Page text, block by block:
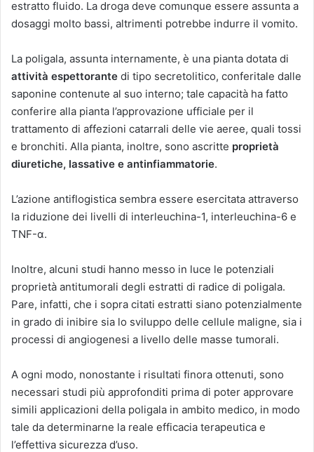
estratto fluido. La droga deve comunque essere assunta a
dosaggi molto bassi, altrimenti potrebbe indurre il vomito.
La poligala, assunta internamente, è una pianta dotata di
attività espettorante di tipo secretolitico, conferitale dalle
saponine contenute al suo interno; tale capacità ha fatto
conferire alla pianta l’approvazione ufficiale per il
trattamento di affezioni catarrali delle vie aeree, quali tossi
e bronchiti. Alla pianta, inoltre, sono ascritte proprietà
diuretiche, lassative e antinfiammatorie.
L’azione antiflogistica sembra essere esercitata attraverso
la riduzione dei livelli di interleuchina-1, interleuchina-6 e
TNF-α.
Inoltre, alcuni studi hanno messo in luce le potenziali
proprietà antitumorali degli estratti di radice di poligala.
Pare, infatti, che i sopra citati estratti siano potenzialmente
in grado di inibire sia lo sviluppo delle cellule maligne, sia i
processi di angiogenesi a livello delle masse tumorali.
A ogni modo, nonostante i risultati finora ottenuti, sono
necessari studi più approfonditi prima di poter approvare
simili applicazioni della poligala in ambito medico, in modo
tale da determinarne la reale efficacia terapeutica e
l’effettiva sicurezza d’uso.